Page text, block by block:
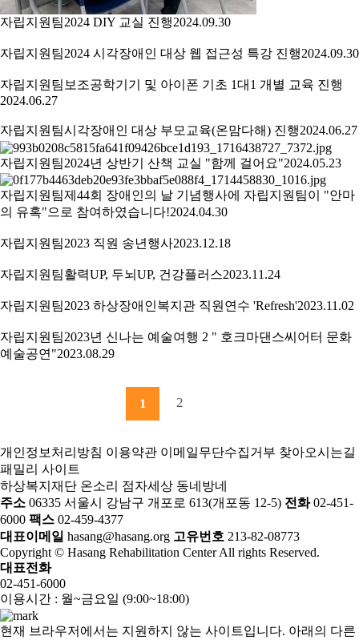
자립지원팀2024 DIY 교실 진행2024.09.30
자립지원팀2024 시각장애인 대상 웹 접근성 특강 진행2024.09.30
자립지원팀 보조공학기기 및 아이폰 기초 1대1 개별 교육 진행
2024.06.27
자립지원팀시각장애인 대상 부모교육(온맘다해) 진행2024.06.27
자립지원팀2024년 상반기 산책 교실 "함께 걸어요"2024.05.23
자립지원팀제44회 장애인의 날 기념행사에 자립지원팀이 "안마
의 유혹"으로 참여하였습니다!2024.04.30
자립지원팀2023 직원 송년행사2023.12.18
자립지원팀활력UP, 두뇌UP, 건강플러스2023.11.24
자립지원팀2023 하상장애인복지관 직원연수 'Refresh'2023.11.02
자립지원팀2023년 신나는 예술여행 2 " 호크마댄스씨어터 문화
예술공연"2023.08.29
1 2
개인정보처리방침 이용약관 이메일무단수집거부 찾아오시는길
패밀리 사이트
하상복지재단 온소리 점자세상 동네방네
주소 06335 서울시 강남구 개포로 613(개포동 12-5) 전화02-451-
6000 팩스 02-459-4377
대표이메일 hasang@hasang.org 고유번호 213-82-08773
Copyright © Hasang Rehabilitation Center All rights Reserved.
대표전화
02-451-6000
이용시간 : 월~금요일 (9:00~18:00)
현재 브라우저에서는 지원하지 않는 사이트입니다. 아래의 다른